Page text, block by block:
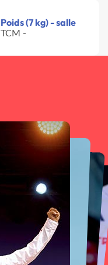
Poids (7 kg) - salle
TCM -